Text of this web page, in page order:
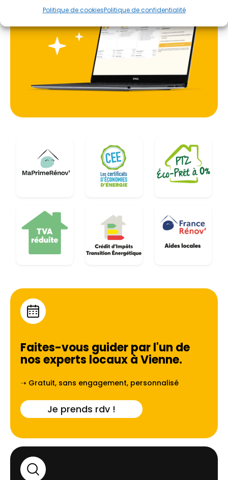
Politique de cookiesPolitique de confidentialité
Faites-vous guider par l'un de
nos experts locaux àVienne.
➝ Gratuit, sans engagement, personnalisé
Je prends rdv !